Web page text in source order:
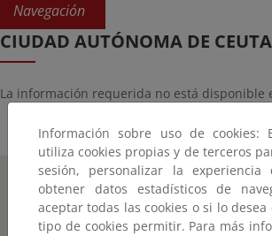
Navegación
CIUDAD AUTÓNOMA DE CEUTA
La información requerida no está disponible
Información sobre uso de cookies:
utiliza cookies propias y de terceros
sesión, personalizar la
obtener datos estadísticos de
aceptar todas las cookies o si lo
tipo de cookies permitir. Para más
Inicio
Accesibilidad